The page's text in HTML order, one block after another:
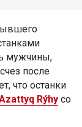
мужчины,
после
что останки
Rýhy со